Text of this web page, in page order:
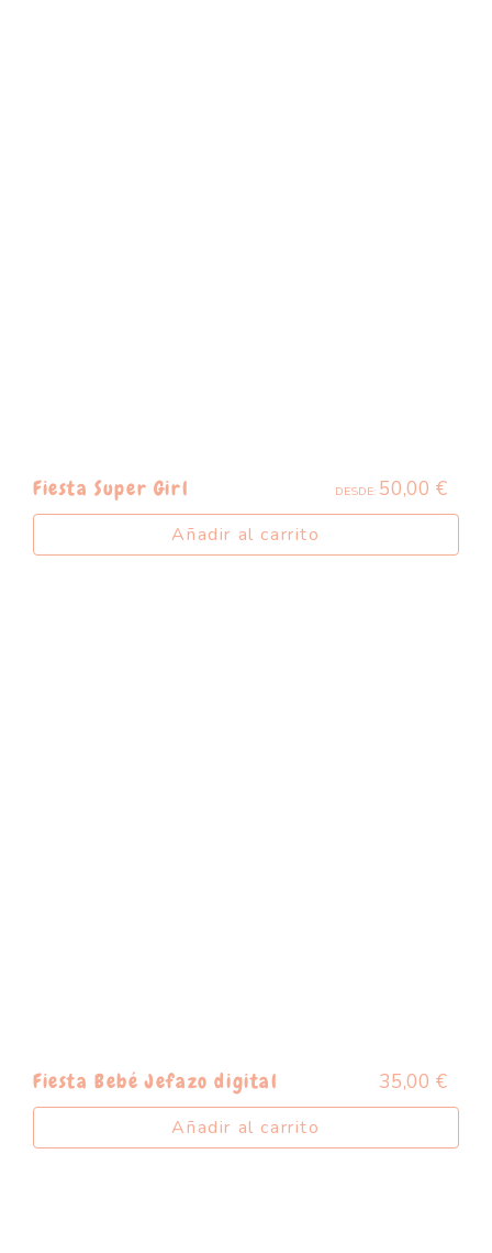
Fiesta Super Girl DESDE: 50,00€
Añadir al carrito
Fiesta Bebé Jefazo digital 35,00€
Añadir al carrito